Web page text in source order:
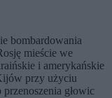
bombardowania
mieście we
i amerykańskie
przy użyciu
głowic